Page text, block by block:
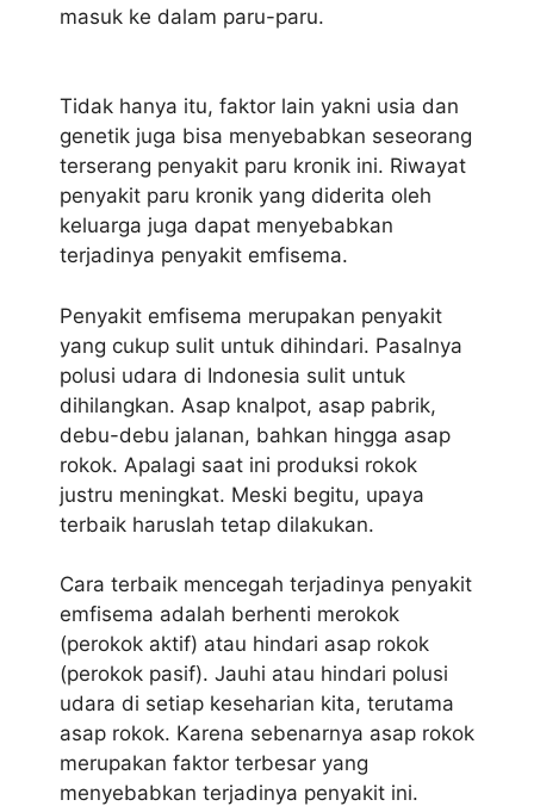
masuk ke dalam paru-paru.
Tidak hanya itu, faktor lain yakni usia dan
genetik juga bisa menyebabkan seseorang
terserang penyakit paru kronik ini. Riwayat
penyakit paru kronik yang diderita oleh
keluarga juga dapat menyebabkan
terjadinya penyakit emfisema.
Penyakit emfisema merupakan penyakit
yang cukup sulit untuk dihindari. Pasalnya
polusi udara di Indonesia sulit untuk
dihilangkan. Asap knalpot, asap pabrik,
debu-debu jalanan, bahkan hingga asap
rokok. Apalagi saat ini produksi rokok
justru meningkat. Meski begitu, upaya
terbaik haruslah tetap dilakukan.
Cara terbaik mencegah terjadinya penyakit
emfisema adalah berhenti merokok
(perokok aktif) atau hindari asap rokok
(perokok pasif). Jauhi atau hindari polusi
udara di setiap keseharian kita, terutama
asap rokok. Karena sebenarnya asap rokok
merupakan faktor terbesar yang
menyebabkan terjadinya penyakit ini.